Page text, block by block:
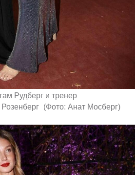
Рудберг и тренер
(Фото: Анат Мосберг)